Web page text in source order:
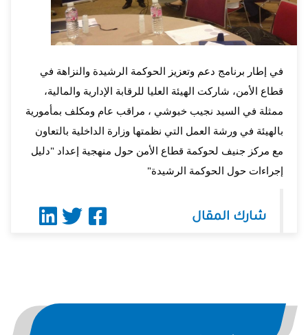
إجراءات حول الحوكمة الرشيدة"
شارك المقال